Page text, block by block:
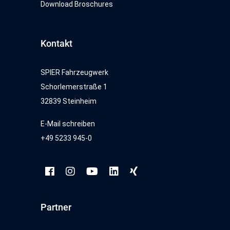
Download Broschures
Kontakt
SPIER Fahrzeugwerk
Schorlemerstraße 1
32839 Steinheim
E-Mail schreiben
+49 5233 945-0
Partner